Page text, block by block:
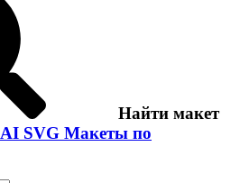
Найти макет
AI SVG Макеты по